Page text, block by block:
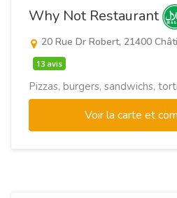
Why Not Restaurant
20 Rue Dr Robert, 21400
13 avis
Pizzas, burgers, sandwichs,
Voir la carte et